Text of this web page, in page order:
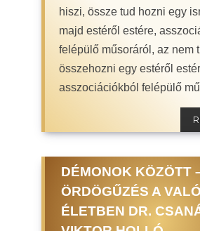
hiszi, össze tud hozni egy
majd estéről estére,
felépülő műsoráról, az nem
összehozni egy estéről
asszociációkból felépülő
DÉMONOK KÖZÖTT
ÖRDÖGŰZÉS A VALÓ
ÉLETBEN DR.